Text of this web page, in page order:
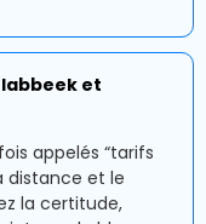
et
appelés “tarifs
distance et le
la certitude,